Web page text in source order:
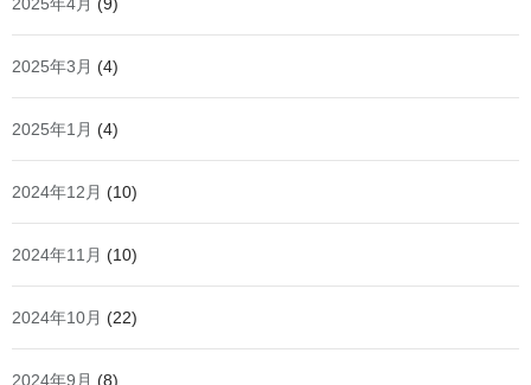
2025年3月 (4)
2025年1月 (4)
2024年12月 (10)
2024年11月 (10)
2024年10月 (22)
2024年9月 (8)